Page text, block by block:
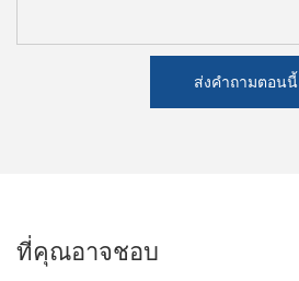
ส่งคำถามตอนนี้
ที่คุณอาจชอบ